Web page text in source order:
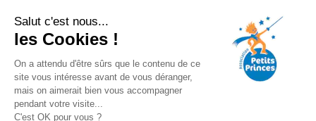
Salut c'est nous...
les Cookies !
On a attendu d'être sûrs que le contenu de ce
site vous intéresse avant de vous déranger,
mais on aimerait bien vous accompagner
pendant votre visite...
C'est OK pour vous ?